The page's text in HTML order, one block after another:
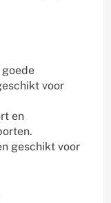
voor
en
geschikt voor